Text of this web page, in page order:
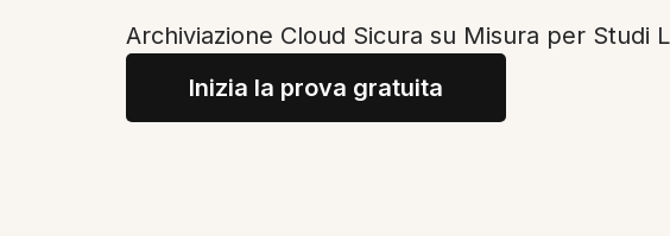
Archiviazione Cloud Sicura su Misura per Studi
Inizia la prova gratuita